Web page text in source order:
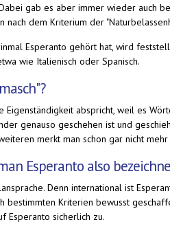
gab es aber immer wieder auch
nach dem Kriterium der
Esperanto gehört hat, wird
wie Italienisch oder Spanisch.
Eigenständigkeit abspricht, weil es
genauso geschehen ist und
merkt man schon gar nicht
Esperanto also
Denn international ist
bestimmten Kriterien bewusst
Esperanto sicherlich zu.